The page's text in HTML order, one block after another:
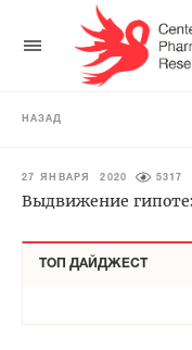
НАЗАД
27 ЯНВАРЯ 2020 5317
Выдвижение
ТОП ДАЙДЖЕСТ